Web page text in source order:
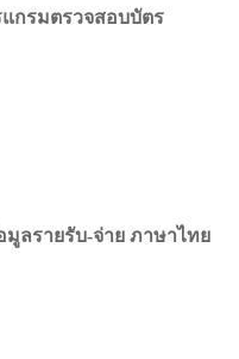
แกรมตรวจสอบบัตร
มูลรายรับ-จ่าย ภาษาไทย